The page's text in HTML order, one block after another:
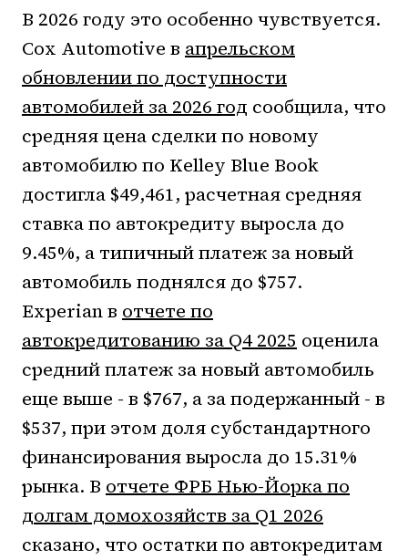
В 2026 году это особенно чувствуется.
Cox Automotive в апрельском
обновлении по доступности
автомобилей за 2026 год сообщила, что
средняя цена сделки по новому
автомобилю по Kelley Blue Book
достигла $49,461, расчетная средняя
ставка по автокредиту выросла до
9.45%, а типичный платеж за новый
автомобиль поднялся до $757.
Experian в отчете по
автокредитованию за Q4 2025 оценила
средний платеж за новый автомобиль
еще выше - в $767, а за подержанный - в
$537, при этом доля субстандартного
финансирования выросла до 15.31%
рынка. В отчете ФРБ Нью-Йорка по
долгам домохозяйств за Q1 2026
сказано, что остатки по автокредитам